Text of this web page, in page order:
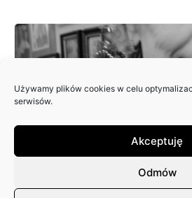
Używamy plików cookies w celu
serwisów.
Akceptuję
Odmów